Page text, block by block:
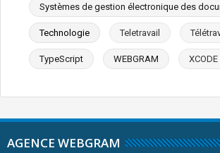
Systèmes de gestion électronique des
Technologie Teletravail
TypeScript WEBGRAM XCODE
AGENCE WEBGRAM